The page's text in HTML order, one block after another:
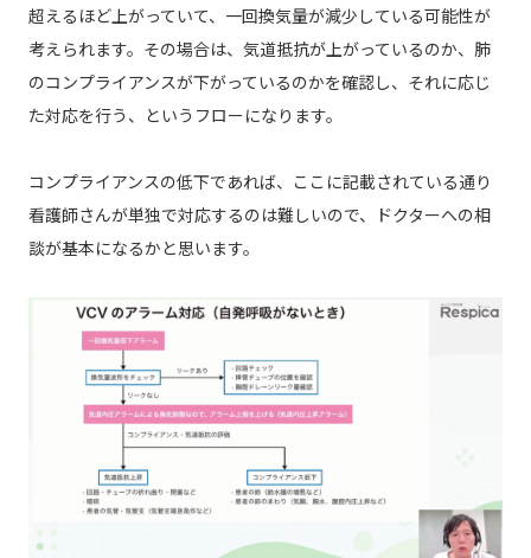
超えるほど上がっていて、一回換気量が減少している可能性が
考えられます。その場合は、気道抵抗が上がっているのか、肺
のコンプライアンスが下がっているのかを確認し、それに応じ
た対応を行う、というフローになります。
コンプライアンスの低下であれば、ここに記載されている通り
看護師さんが単独で対応するのは難しいので、ドクターへの相
談が基本になるかと思います。